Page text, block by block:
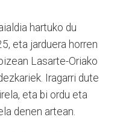
hartuko du
eta jarduera horren
Lasarte-Oriako
Iragarri dute
eta bi ordu eta
denen artean.